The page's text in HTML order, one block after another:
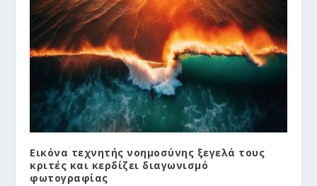
Εικόνα τεχνητής νοημοσύνης ξεγελά τους
κριτές και κερδίζει διαγωνισμό
φωτογραφίας